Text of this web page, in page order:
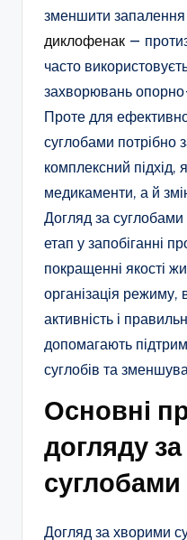
зменшити запалення
диклофенак —
часто
захворювань
Проте для
суглобами потрібно
комплексний
медикаменти, а й
Догляд за
етап у запобіганні
покращенні якості
організація режиму,
активність і
допомагають
суглобів та
Основні
догляду
суглобами
Догляд за хворими